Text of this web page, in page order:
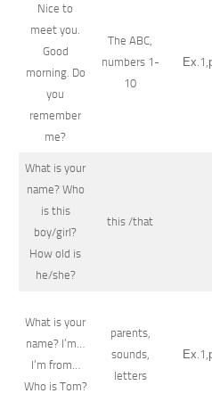
Nice to
meet you.
Good
morning. Do
you
remember
me?
The ABC,
numbers 1-
10
What is your
name? Who
is this
boy/girl?
How old is
he/she?
this /that
What is your
name? I’m…
I’m from…
Who is Tom?
parents,
sounds,
letters